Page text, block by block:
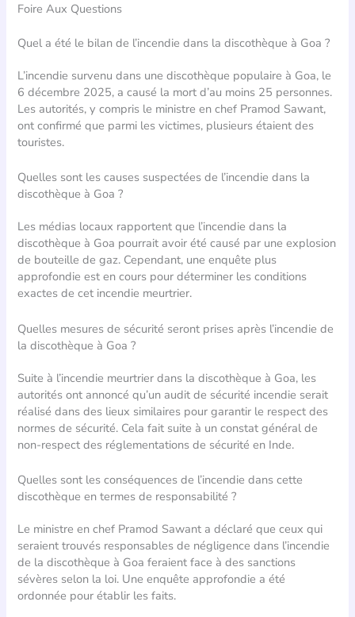
Foire Aux Questions
Quel a été le bilan de l’incendie dans la discothèque à Goa ?
L’incendie survenu dans une discothèque populaire à Goa, le
6 décembre 2025, a causé la mort d’au moins 25 personnes.
Les autorités, y compris le ministre en chef Pramod Sawant,
ont confirmé que parmi les victimes, plusieurs étaient des
touristes.
Quelles sont les causes suspectées de l’incendie dans la
discothèque à Goa ?
Les médias locaux rapportent que l’incendie dans la
discothèque à Goa pourrait avoir été causé par une explosion
de bouteille de gaz. Cependant, une enquête plus
approfondie est en cours pour déterminer les conditions
exactes de cet incendie meurtrier.
Quelles mesures de sécurité seront prises après l’incendie de
la discothèque à Goa ?
Suite à l’incendie meurtrier dans la discothèque à Goa, les
autorités ont annoncé qu’un audit de sécurité incendie serait
réalisé dans des lieux similaires pour garantir le respect des
normes de sécurité. Cela fait suite à un constat général de
non-respect des réglementations de sécurité en Inde.
Quelles sont les conséquences de l’incendie dans cette
discothèque en termes de responsabilité ?
Le ministre en chef Pramod Sawant a déclaré que ceux qui
seraient trouvés responsables de négligence dans l’incendie
de la discothèque à Goa feraient face à des sanctions
sévères selon la loi. Une enquête approfondie a été
ordonnée pour établir les faits.